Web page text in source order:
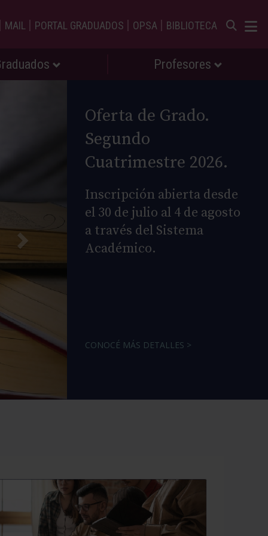
| MAIL | PORTAL GRADUADOS | OPSA | BIBLIOTECA
Profesores
Oferta de Grado.
Segundo
Cuatrimestre 2026.
Inscripción abierta desde
el 30 de julio al 4 de agosto
a través del Sistema
Académico.
CONOCÉ MÁS DETALLES >